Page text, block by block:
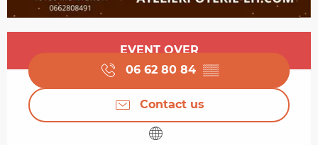
Opening hours & contact details
EVENT OVER
06 62 80 84 ▒▒
Contact us